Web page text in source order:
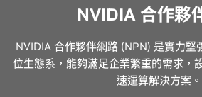
Azure 雲端平台的產品和雲端服務超
實現全新的解決方案，解決當前的挑
取得聯絡
方式，並且致力於發揮社會影響力，
深入瞭解 取得聯絡
Deloitte 引領資料處理、分析與 AI
新，並且開發能精準切入企業難題核
取得聯絡
NVIDIA 合作夥
NVIDIA 合作夥伴網路 (NPN) 是實力堅
位生態系，能夠滿足企業繁重的需求，
速運算解決方案。